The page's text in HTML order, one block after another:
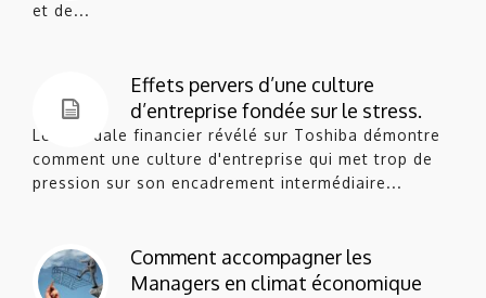
et de...
Effets pervers d’une culture
d’entreprise fondée sur le stress.
Le scandale financier révélé sur Toshiba démontre
comment une culture d'entreprise qui met trop de
pression sur son encadrement intermédiaire...
Comment accompagner les
Managers en climat économique